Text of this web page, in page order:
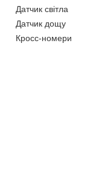
Датчик світла
Датчик дощу
Кросс-номери